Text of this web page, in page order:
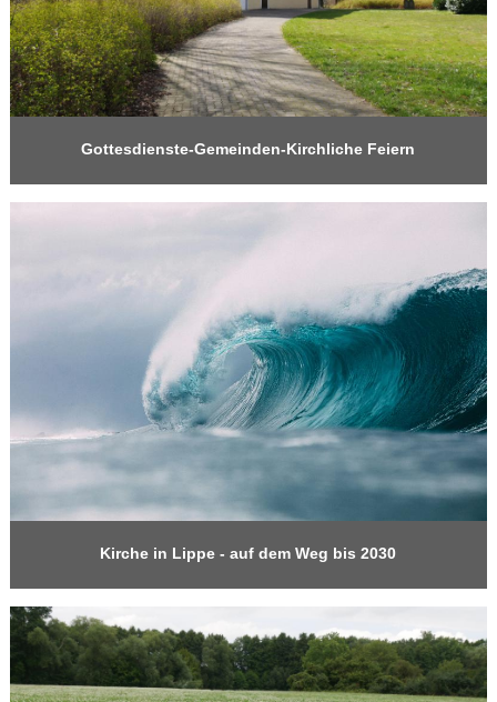
Gottesdienste-Gemeinden-Kirchliche Feiern
Kirche in Lippe - auf dem Weg bis 2030